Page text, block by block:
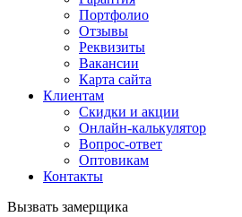
Портфолио
Отзывы
Реквизиты
Вакансии
Карта сайта
Клиентам
Скидки и акции
Онлайн-калькулятор
Вопрос-ответ
Оптовикам
Контакты
Вызвать замерщика